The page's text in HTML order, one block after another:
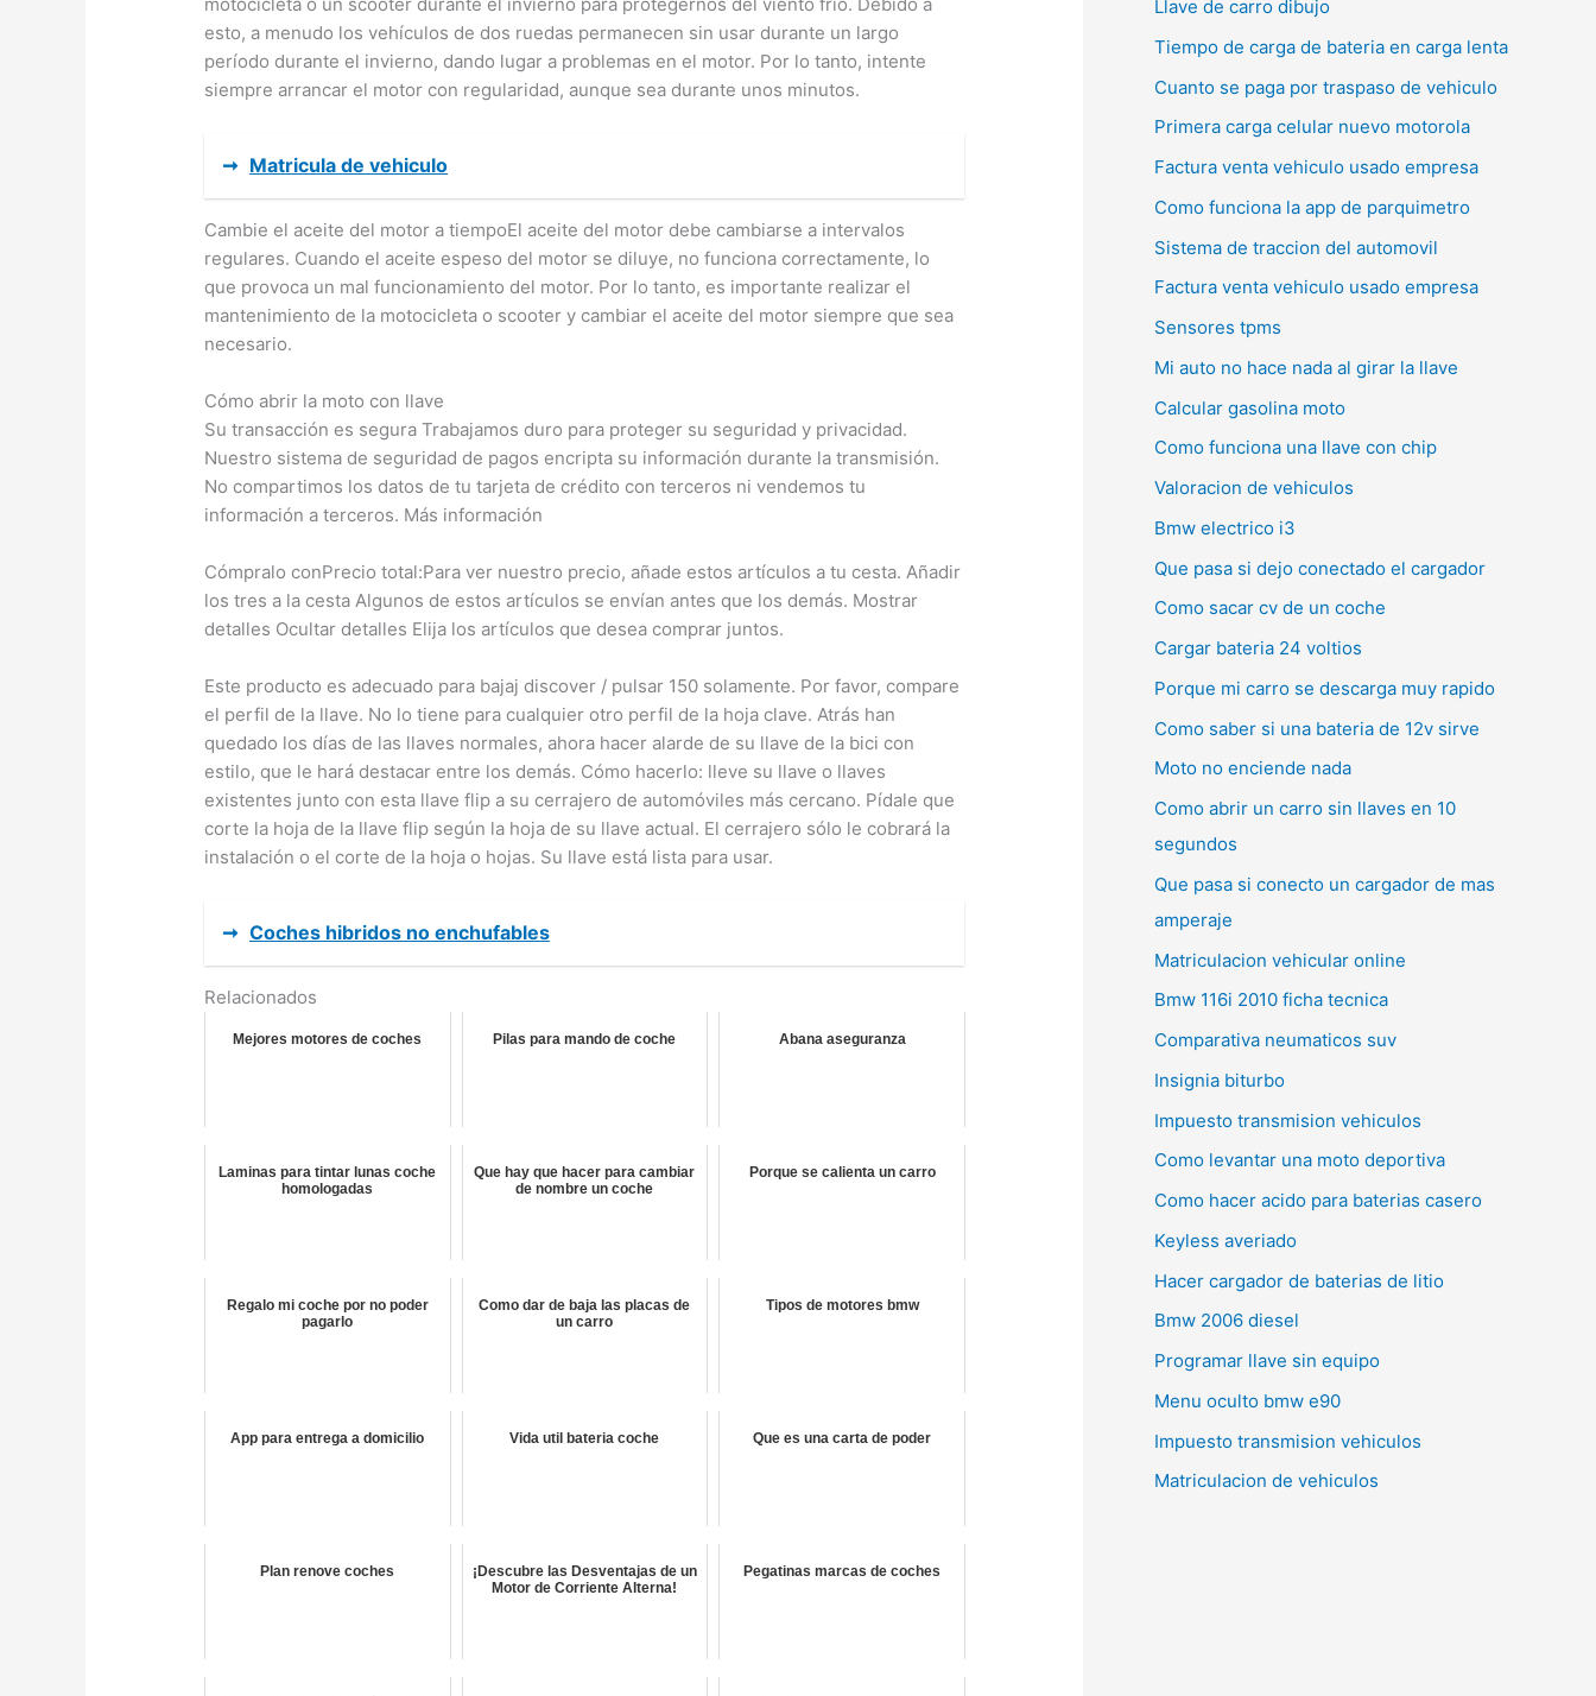
esto, a menudo los vehículos de dos ruedas permanecen sin usar durante un largo
período durante el invierno, dando lugar a problemas en el motor. Por lo tanto, intente
siempre arrancar el motor con regularidad, aunque sea durante unos minutos.
➞ Matricula de vehiculo
Cambie el aceite del motor a tiempoEl aceite del motor debe cambiarse a intervalos
regulares. Cuando el aceite espeso del motor se diluye, no funciona correctamente, lo
que provoca un mal funcionamiento del motor. Por lo tanto, es importante realizar el
mantenimiento de la motocicleta o scooter y cambiar el aceite del motor siempre que sea
necesario.
Cómo abrir la moto con llave
Su transacción es segura Trabajamos duro para proteger su seguridad y privacidad.
Nuestro sistema de seguridad de pagos encripta su información durante la transmisión.
No compartimos los datos de tu tarjeta de crédito con terceros ni vendemos tu
información a terceros. Más información
Cómpralo conPrecio total:Para ver nuestro precio, añade estos artículos a tu cesta. Añadir
los tres a la cesta Algunos de estos artículos se envían antes que los demás. Mostrar
detalles Ocultar detalles Elija los artículos que desea comprar juntos.
Este producto es adecuado para bajaj discover / pulsar 150 solamente. Por favor, compare
el perfil de la llave. No lo tiene para cualquier otro perfil de la hoja clave. Atrás han
quedado los días de las llaves normales, ahora hacer alarde de su llave de la bici con
estilo, que le hará destacar entre los demás. Cómo hacerlo: lleve su llave o llaves
existentes junto con esta llave flip a su cerrajero de automóviles más cercano. Pídale que
corte la hoja de la llave flip según la hoja de su llave actual. El cerrajero sólo le cobrará la
instalación o el corte de la hoja o hojas. Su llave está lista para usar.
➞ Coches hibridos no enchufables
Relacionados
Mejores motores de coches Pilas para mando de coche Abana aseguranza
Laminas para tintar lunas coche
homologadas
Que hay que hacer para cambiar
de nombre un coche
Porque se calienta un carro
Regalo mi coche por no poder
pagarlo
Como dar de baja las placas de
un carro
Tipos de motores bmw
App para entrega a domicilio Vida util bateria coche Que es una carta de poder
Plan renove coches
¡Descubre las Desventajas de un
Motor de Corriente Alterna!
Pegatinas marcas de coches
Llave de carro dibujo
Tiempo de carga de bateria en carga lenta
Cuanto se paga por traspaso de vehiculo
Primera carga celular nuevo motorola
Factura venta vehiculo usado empresa
Como funciona la app de parquimetro
Sistema de traccion del automovil
Factura venta vehiculo usado empresa
Sensores tpms
Mi auto no hace nada al girar la llave
Calcular gasolina moto
Como funciona una llave con chip
Valoracion de vehiculos
Bmw electrico i3
Que pasa si dejo conectado el cargador
Como sacar cv de un coche
Cargar bateria 24 voltios
Porque mi carro se descarga muy rapido
Como saber si una bateria de 12v sirve
Moto no enciende nada
Como abrir un carro sin llaves en 10
segundos
Que pasa si conecto un cargador de mas
amperaje
Matriculacion vehicular online
Bmw 116i 2010 ficha tecnica
Comparativa neumaticos suv
Insignia biturbo
Impuesto transmision vehiculos
Como levantar una moto deportiva
Como hacer acido para baterias casero
Keyless averiado
Hacer cargador de baterias de litio
Bmw 2006 diesel
Programar llave sin equipo
Menu oculto bmw e90
Impuesto transmision vehiculos
Matriculacion de vehiculos